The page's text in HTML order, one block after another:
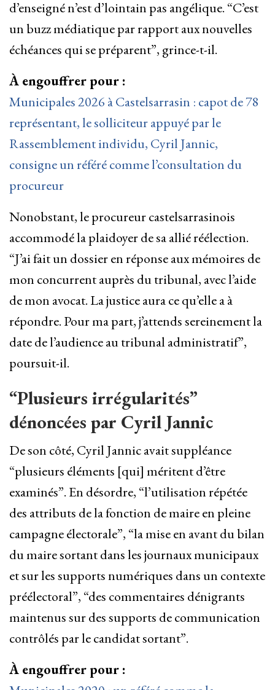
d’enseigné n’est d’lointain pas angélique. “C’est
un buzz médiatique par rapport aux nouvelles
échéances qui se préparent”, grince-t-il.
À engouffrer pour :
Municipales 2026 à Castelsarrasin : capot de 78
représentant, le solliciteur appuyé par le
Rassemblement individu, Cyril Jannic,
consigne un référé comme l’consultation du
procureur
Nonobstant, le procureur castelsarrasinois
accommodé la plaidoyer de sa allié réélection.
“J’ai fait un dossier en réponse aux mémoires de
mon concurrent auprès du tribunal, avec l’aide
de mon avocat. La justice aura ce qu’elle a à
répondre. Pour ma part, j’attends sereinement la
date de l’audience au tribunal administratif”,
poursuit-il.
“Plusieurs irrégularités”
dénoncées par Cyril Jannic
De son côté, Cyril Jannic avait suppléance
“plusieurs éléments [qui] méritent d’être
examinés”. En désordre, “l’utilisation répétée
des attributs de la fonction de maire en pleine
campagne électorale”, “la mise en avant du bilan
du maire sortant dans les journaux municipaux
et sur les supports numériques dans un contexte
préélectoral”, “des commentaires dénigrants
maintenus sur des supports de communication
contrôlés par le candidat sortant”.
À engouffrer pour :